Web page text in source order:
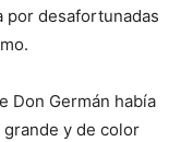
por desafortunadas
Don Germán había
y de color